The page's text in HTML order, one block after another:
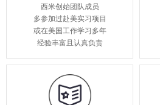
西米创始团队成员
多参加过赴美实习项目
或在美国工作学习多年
经验丰富且认真负责